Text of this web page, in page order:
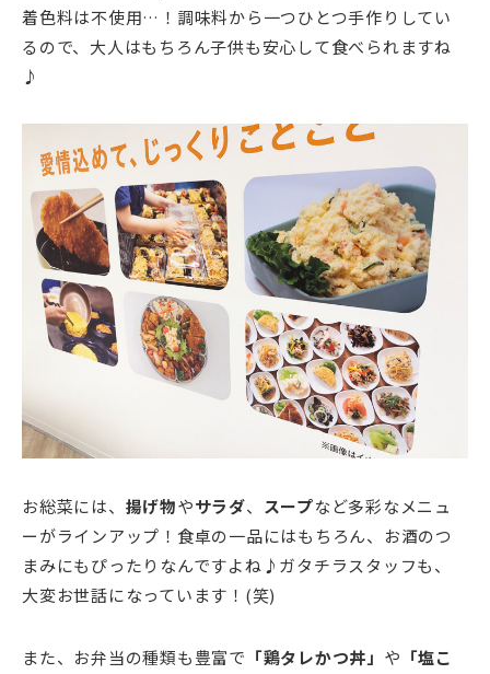
着色料は不使用…！調味料から一つひとつ手作りしてい
るので、大人はもちろん子供も安心して食べられますね
♪
お総菜には、 揚げ物やサラダ、 スープなど多彩なメニュ
ーがラインアップ！食卓の一品にはもちろん、お酒のつ
まみにもぴったりなんですよね♪ガタチラスタッフも、
大変お世話になっています！(笑)
また、お弁当の種類も豊富で 「鶏タレかつ丼」 や 「塩こ